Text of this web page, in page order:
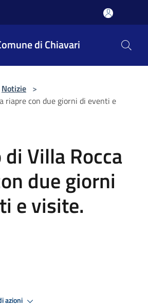
di Chiavari
Notizie >
riapre con due giorni di eventi e
Villa Rocca
due giorni
e visite.
azioni